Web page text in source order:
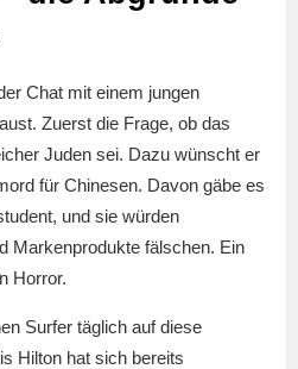
Chat mit einem jungen
Zuerst die Frage, ob das
Juden sei. Dazu wünscht er
für Chinesen. Davon gäbe es
und sie würden
Markenprodukte fälschen. Ein
Horror.
Surfer täglich auf diese
Hilton hat sich bereits